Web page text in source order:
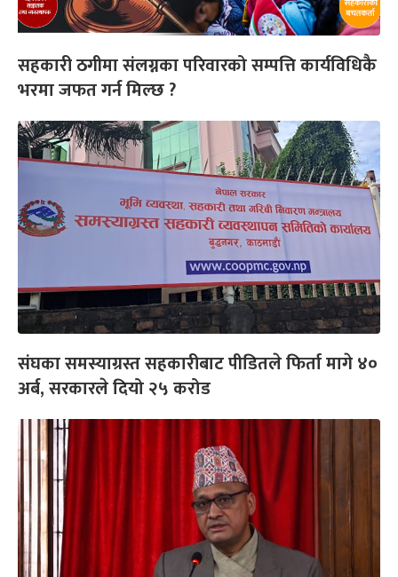
सहकारी ठगीमा संलग्नका परिवारको सम्पत्ति कार्यविधिकै
भरमा जफत गर्न मिल्छ ?
संघका समस्याग्रस्त सहकारीबाट पीडितले फिर्ता मागे ४०
अर्ब, सरकारले दियो २५ करोड